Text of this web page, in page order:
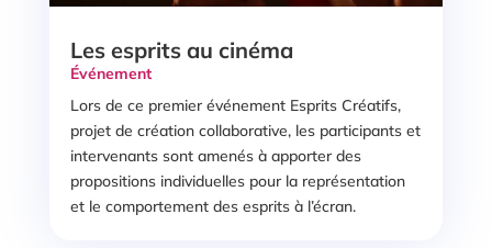
Les esprits au cinéma
Événement
Lors de ce premier événement Esprits Créatifs,
projet de création collaborative, les participants et
intervenants sont amenés à apporter des
propositions individuelles pour la représentation
et le comportement des esprits à l’écran.